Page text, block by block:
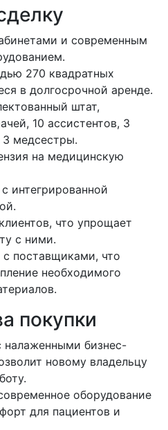
и современным
270 квадратных
в долгосрочной аренде.
штат,
10 ассистентов, 3
медсестры.
на медицинскую
интегрированной
что упрощает
с ними.
поставщиками, что
необходимого
покупки
налаженными бизнес-
новому владельцу
оборудование
для пациентов и